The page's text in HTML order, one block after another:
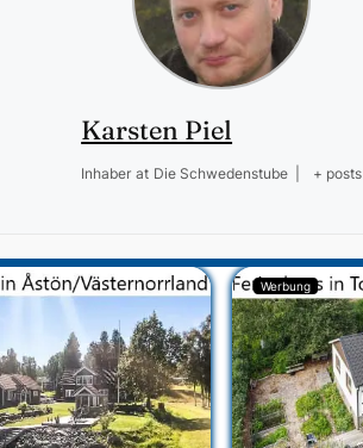
Karsten Piel
Inhaber at Die Schwedenstube + posts
Werbung